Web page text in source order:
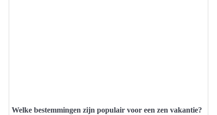
Welke bestemmingen zijn populair voor een zen vakantie?